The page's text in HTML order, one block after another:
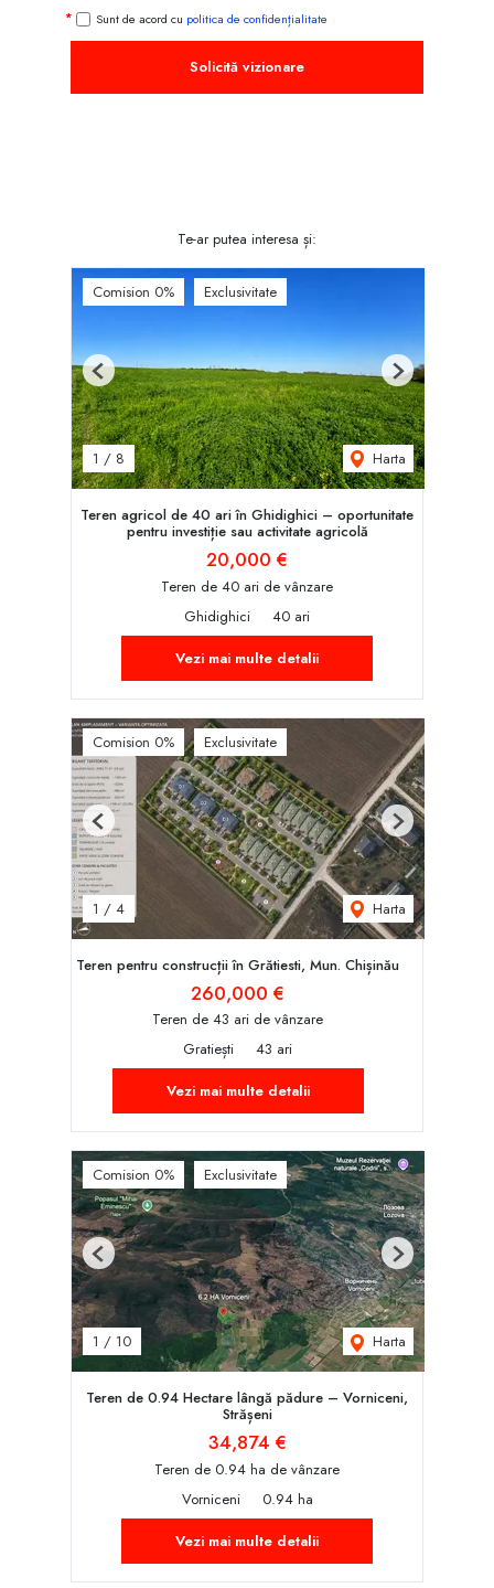
Sunt de acord cu politica de confidențialitate
Solicită vizionare
Te-ar putea interesa și:
Comision 0% Exclusivitate
1 / 8 Harta
Previous Next
Teren agricol de 40 ari în Ghidighici – oportunitate
pentru investiție sau activitate agricolă
20,000 €
Teren de 40 ari de vânzare
Ghidighici
40 ari
Vezi mai multe detalii
Comision 0% Exclusivitate
1 / 4 Harta
Previous Next
Teren pentru construcții în Grătiesti, Mun. Chișinău
260,000 €
Teren de 43 ari de vânzare
Gratiești
43 ari
Vezi mai multe detalii
Comision 0% Exclusivitate
1 / 10 Harta
Previous Next
Teren de 0.94 Hectare lângă pădure – Vorniceni,
Strășeni
34,874 €
Teren de 0.94 ha de vânzare
Vorniceni
0.94 ha
Vezi mai multe detalii